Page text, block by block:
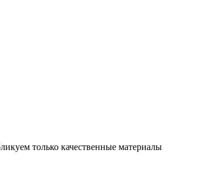
только качественные материалы